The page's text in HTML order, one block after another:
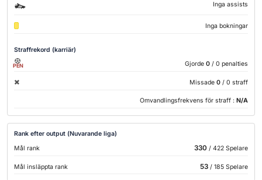
Inga assists
Inga bokningar
Straffrekord (karriär)
PEN Gjorde 0 / 0 penalties
Missade 0 / 0 straff
Omvandlingsfrekvens för straff : N/A
Rank efter output (Nuvarande liga)
Mål rank
330 / 422 Spelare
Mål insläppta rank 53/ 185 Spelare